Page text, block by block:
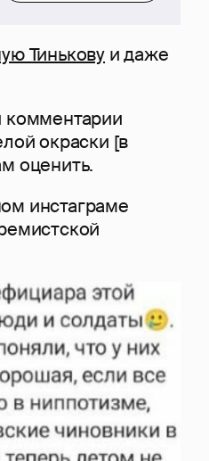
Тинькову и даже
комментарии
окраски [в
оценить.
инстаграме